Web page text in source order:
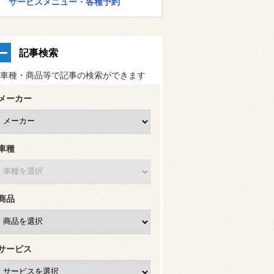
記事検索
種・商品等で記事の検索ができます
ーカー
種
品
ービス